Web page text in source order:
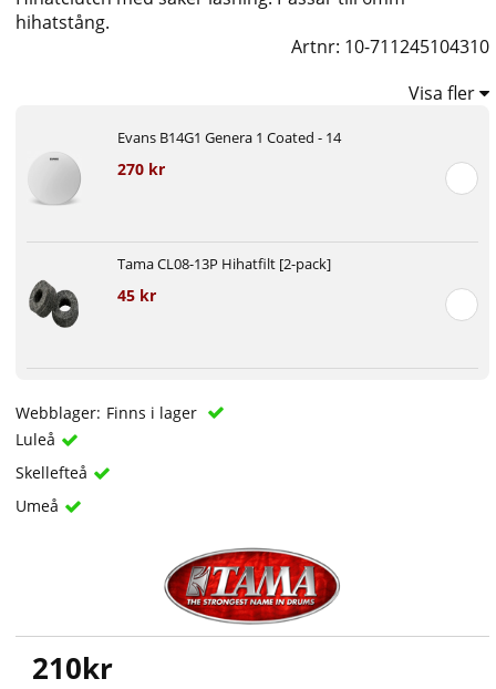
hihatstång.
Artnr: 10-711245104310
Visa fler
Evans B14G1 Genera 1 Coated - 14
270 kr
Tama CL08-13P Hihatfilt [2-pack]
45 kr
Webblager: Finns i lager
Luleå
Skellefteå
Umeå
210kr